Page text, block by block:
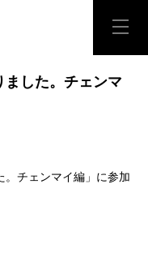
した。チェンマ
。チェンマイ編」に参加